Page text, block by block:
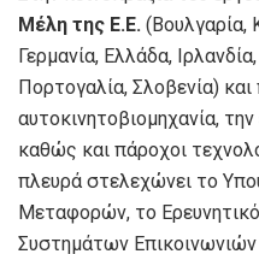
Μέλη της Ε.Ε. (Βουλγαρία,
Γερμανία, Ελλάδα,
Πορτογαλία, Σλοβενία)
αυτοκινητοβιομηχανία,
καθώς και πάροχοι
πλευρά στελεχώνει το
Μεταφορών, το
Συστημάτων